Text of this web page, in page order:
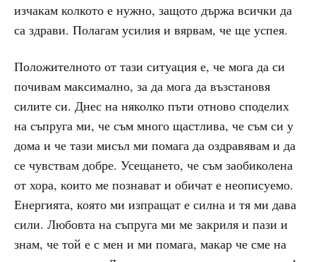
изчакам колкото е нужно, защото държа всички да
са здрави. Полагам усилия и вярвам, че ще успея.
Положителното от тази ситуация е, че мога да си
почивам максимално, за да мога да възстановя
силите си. Днес на няколко пъти отново споделих
на съпруга ми, че съм много щастлива, че съм си у
дома и че тази мисъл ми помага да оздравявам и да
се чувствам добре. Усещането, че съм заобиколена
от хора, които ме познават и обичат е неописуемо.
Енергията, която ми изпращат е силна и тя ми дава
сили. Любовта на съпруга ми ме закриля и пази и
знам, че той е с мен и ми помага, макар че сме на